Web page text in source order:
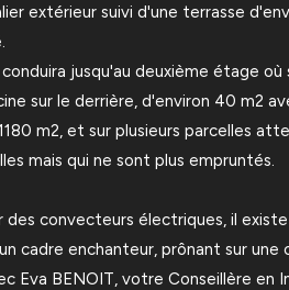
extérieur suivi d'une terrasse
jusqu'au deuxième étage
sur le derrière, d'environ 40 m2
m2, et sur plusieurs parcelles
mais qui ne sont plus empruntés.
convecteurs électriques, il
cadre enchanteur, prônant sur
Eva BENOIT, votre Conseillère en